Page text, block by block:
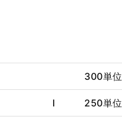
300単位
Ⅰ 250単位